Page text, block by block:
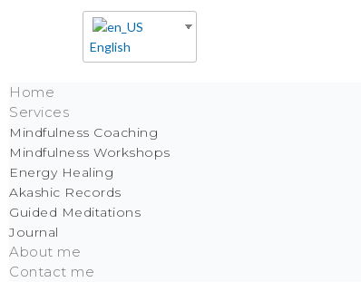
English
Home
Services
Mindfulness Coaching
Mindfulness Workshops
Energy Healing
Akashic Records
Guided Meditations
Journal
About me
Contact me